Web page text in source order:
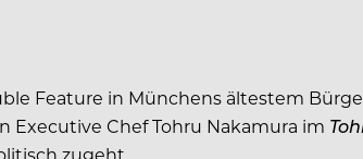
Feature in Münchens ältestem
Executive Chef Tohru Nakamura im
zugeht.